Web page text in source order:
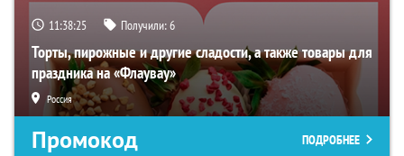
11:38:24 Получили:6
Торты, пирожные и другие сладости, а также товары для
праздника на «Флаувау»
Россия
Промокод ПОДРОБНЕЕ